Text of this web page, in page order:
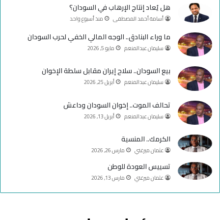
و
ك
T
u
b
e
ق
م
هل يُعاد إنتاج الإرهاب في السودان؟
أسامة أحمد المصطفى منذ أسبوع واحد
ما وراء البنادق.. الوجه المالي الخفي لحرب السودان
سليمان عبدالمنعم مايو 5, 2026
بيع السودان.. سلاح إيران مقابل سلطة الإخوان
سليمان عبدالمنعم أبريل 25, 2026
تحالف الموت.. إخوان السودان وداعش
سليمان عبدالمنعم أبريل 13, 2026
الكرمك.. المنسية
عثمان ميرغني مارس 26, 2026
تسييس العودة للوطن
عثمان ميرغني مارس 13, 2026